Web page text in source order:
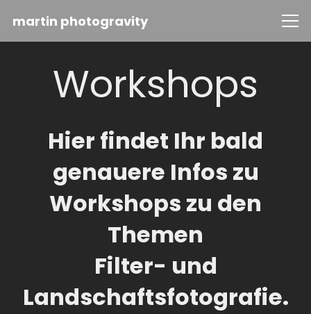
martin photogravity
Workshops
Hier findet Ihr bald
genauere Infos zu
Workshops zu den
Themen
Filter- und
Landschaftsfotografie.